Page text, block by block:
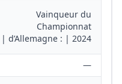
Vainqueur du
Championnat
d’Allemagne : | 2024 |
—